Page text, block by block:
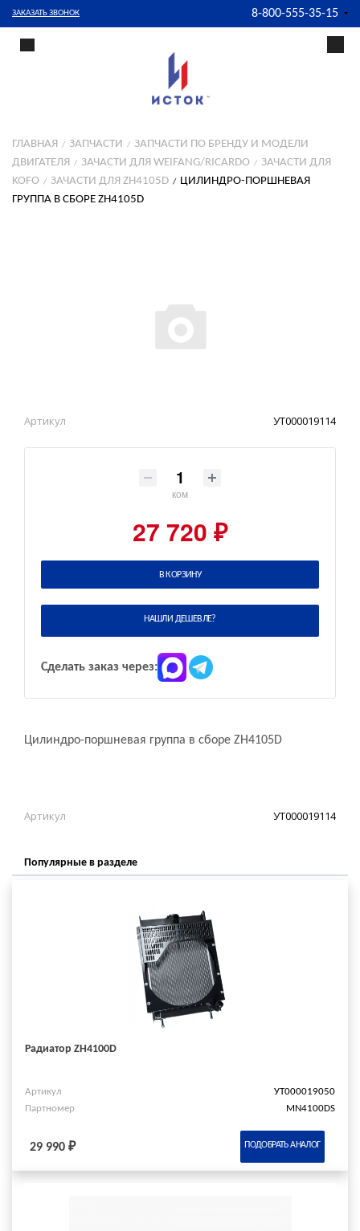
ЗАКАЗАТЬ ЗВОНОК 8-800-555-35-15
ГЛАВНАЯ ЗАПЧАСТИ
ЗАПЧАСТИ ПО БРЕНДУ И МОДЕЛИ
ДВИГАТЕЛЯ
ЗАЧАСТИ ДЛЯ WEIFANG/RICARDO
ЗАЧАСТИ ДЛЯ
KOFO
ЗАЧАСТИ ДЛЯ ZH4105D
ЦИЛИНДРО-ПОРШНЕВАЯ
ГРУППА В СБОРЕ ZH4105D
Артикул УТ000019114
ком
27 720 ₽
В КОРЗИНУ
НАШЛИ ДЕШЕВЛЕ?
Сделать заказ через:
Цилиндро-поршневая группа в сборе ZH4105D
Артикул УТ000019114
Популярные в разделе
Радиатор ZH4100D
Артикул
УТ000019050
Партномер
MN4100DS
29 990 ₽ ПОДОБРАТЬ АНАЛОГ